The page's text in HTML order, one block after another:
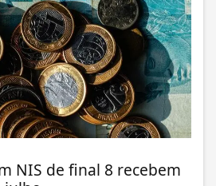
NIS de final 8 recebem